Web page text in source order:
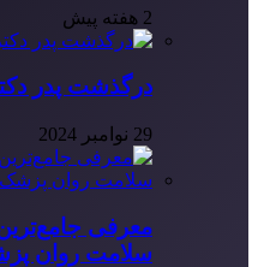
2 هفته پیش
درگذشت پدر
29 نوامبر 2024
معرفی
سلامت روان